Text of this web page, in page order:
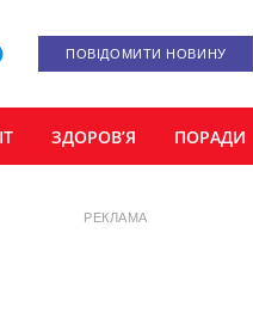
ПОВІДОМИТИ НОВИНУ
ЗДОРОВ’Я ПОРАДИ
РЕКЛАМА